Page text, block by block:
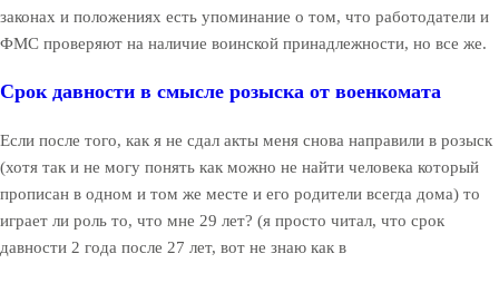
законах и положениях есть упоминание о том, что работодатели и
ФМС проверяют на наличие воинской принадлежности, но все же.
Срок давности в смысле розыска от военкомата
Если после того, как я не сдал акты меня снова направили в розыск
(хотя так и не могу понять как можно не найти человека который
прописан в одном и том же месте и его родители всегда дома) то
играет ли роль то, что мне 29 лет? (я просто читал, что срок
давности 2 года после 27 лет, вот не знаю как в